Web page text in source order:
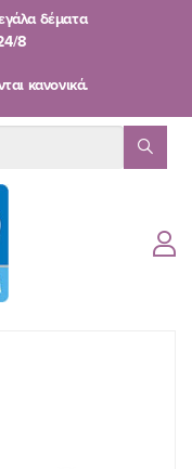
δέματα
8
κανονικά.